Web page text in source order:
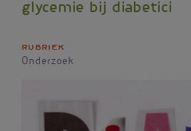
glycemie bij diabetici
Rubriek
Onderzoek